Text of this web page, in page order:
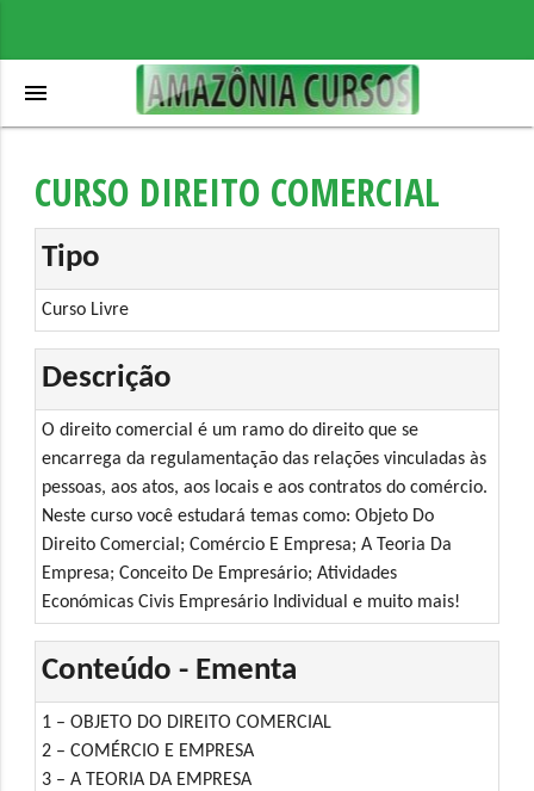
menu
CURSO DIREITO COMERCIAL
Tipo
Curso Livre
Descrição
O direito comercial é um ramo do direito que se
encarrega da regulamentação das relações vinculadas às
pessoas, aos atos, aos locais e aos contratos do comércio.
Neste curso você estudará temas como: Objeto Do
Direito Comercial; Comércio E Empresa; A Teoria Da
Empresa; Conceito De Empresário; Atividades
Económicas Civis Empresário Individual e muito mais!
Conteúdo - Ementa
1 – OBJETO DO DIREITO COMERCIAL
2 – COMÉRCIO E EMPRESA
3 – A TEORIA DA EMPRESA